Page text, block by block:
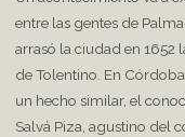
entre las gentes de
arrasó la ciudad en 1652
de Tolentino. En
un hecho similar, el
Salvá Piza, agustino del